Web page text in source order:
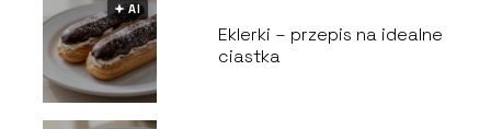
🟅 AI
Eklerki – przepis na idealne
ciastka